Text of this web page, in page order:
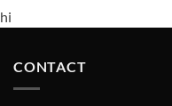
hi
CONTACT